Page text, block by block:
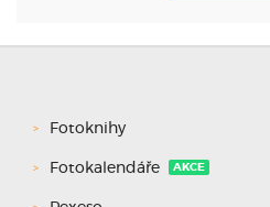
Fotoknihy
Fotokalendáře AKCE